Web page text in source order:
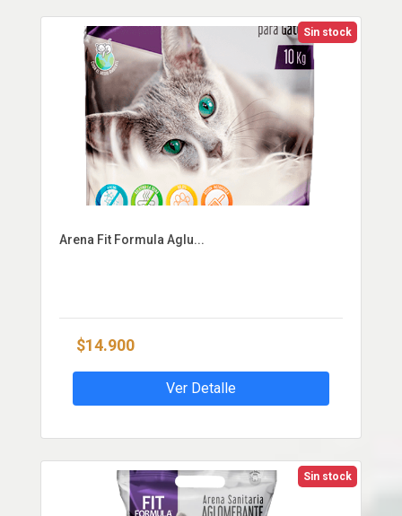
Sin stock
Arena Fit Formula Aglu...
$14.900
Ver Detalle
Sin stock